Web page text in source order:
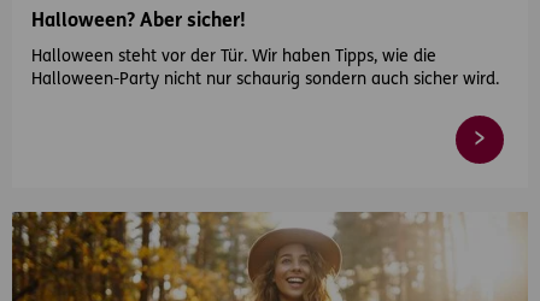
Halloween? Aber sicher!
Halloween steht vor der Tür. Wir haben Tipps, wie die
Halloween-Party nicht nur schaurig sondern auch sicher wird.